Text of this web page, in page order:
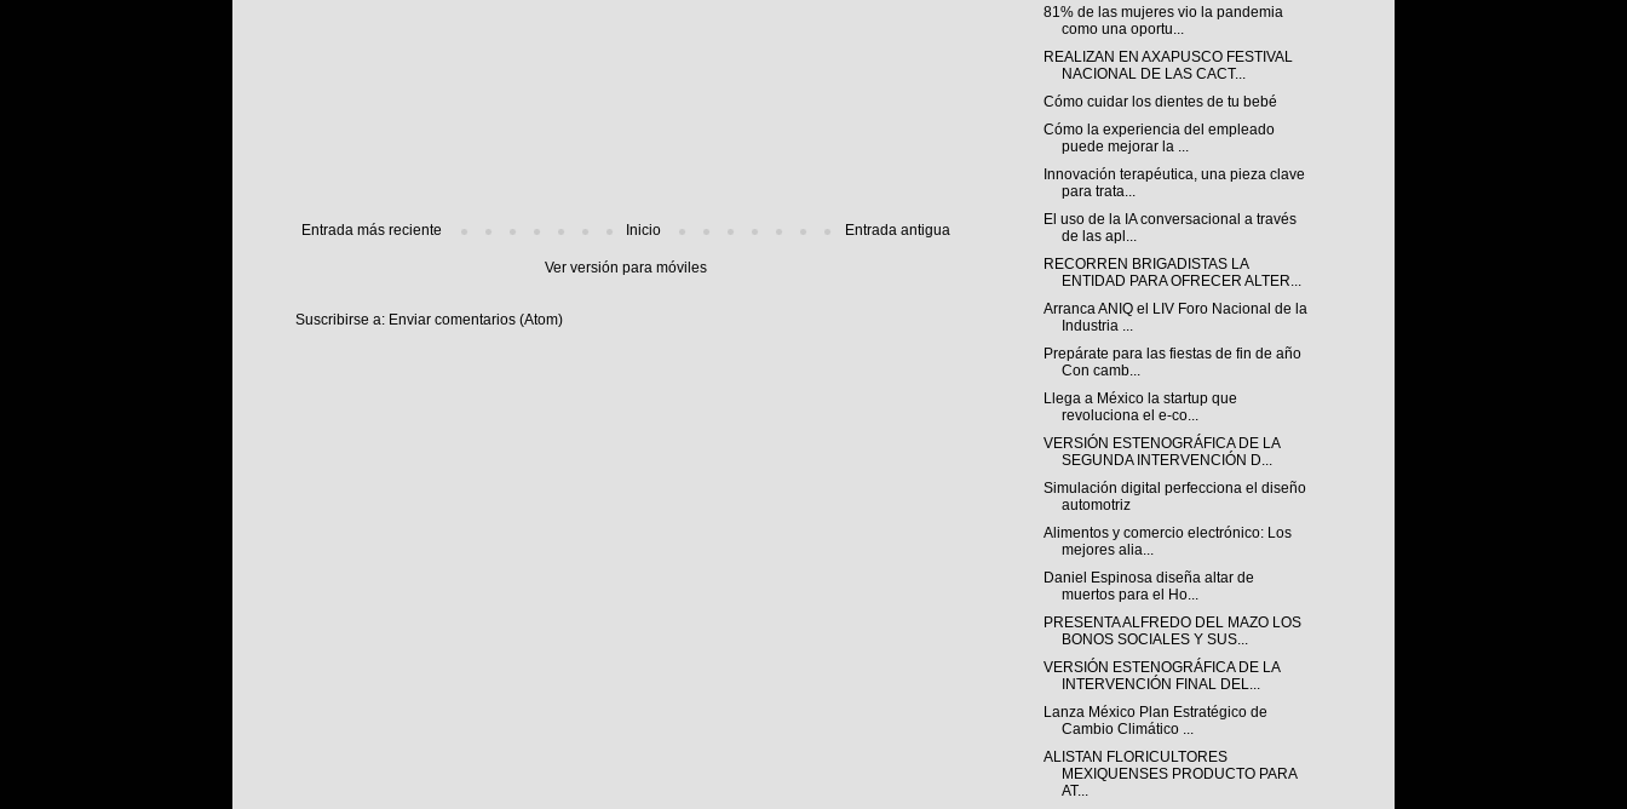
Entrada más reciente Entrada antigua
Inicio
Ver versión para móviles
Suscribirse a: Enviar comentarios (Atom)
81% de las mujeres vio la pandemia
como una oportu...
REALIZAN EN AXAPUSCO FESTIVAL
NACIONAL DE LAS CACT...
Cómo cuidar los dientes de tu bebé
Cómo la experiencia del empleado
puede mejorar la ...
Innovación terapéutica, una pieza clave
para trata...
El uso de la IA conversacional a través
de las apl...
RECORREN BRIGADISTAS LA
ENTIDAD PARA OFRECER ALTER...
Arranca ANIQ el LIV Foro Nacional de la
Industria ...
Prepárate para las fiestas de fin de año
Con camb...
Llega a México la startup que
revoluciona el e-co...
VERSIÓN ESTENOGRÁFICA DE LA
SEGUNDA INTERVENCIÓN D...
Simulación digital perfecciona el diseño
automotriz
Alimentos y comercio electrónico: Los
mejores alia...
Daniel Espinosa diseña altar de
muertos para el Ho...
PRESENTA ALFREDO DEL MAZO LOS
BONOS SOCIALES Y SUS...
VERSIÓN ESTENOGRÁFICA DE LA
INTERVENCIÓN FINAL DEL...
Lanza México Plan Estratégico de
Cambio Climático ...
ALISTAN FLORICULTORES
MEXIQUENSES PRODUCTO PARA
AT...